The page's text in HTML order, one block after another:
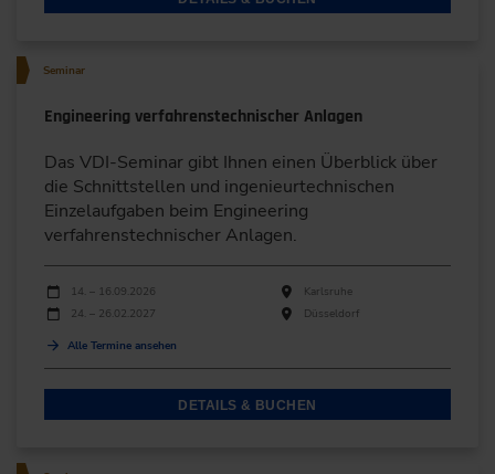
Seminar
Engineering verfahrenstechnischer Anlagen
Das VDI-Seminar gibt Ihnen einen Überblick über
die Schnittstellen und ingenieurtechnischen
Einzelaufgaben beim Engineering
verfahrenstechnischer Anlagen.
Durchführungen
Veranstaltungsdatum
14. – 16.09.2026
Karlsruhe
24. – 26.02.2027
Düsseldorf
Alle Termine ansehen
DETAILS & BUCHEN